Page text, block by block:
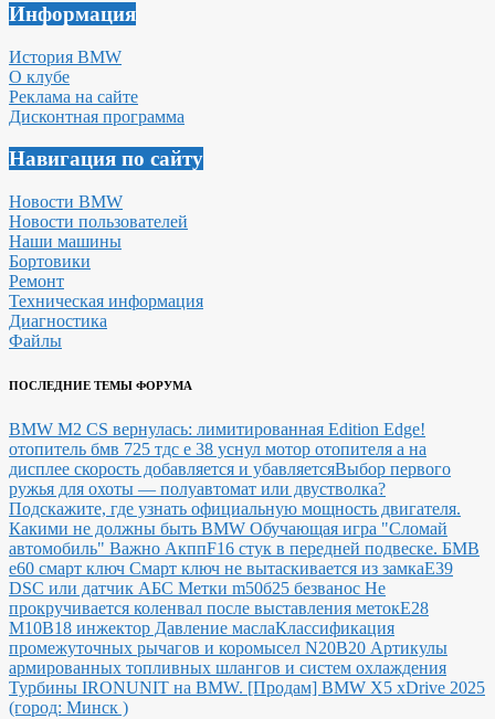
Информация
История BMW
О клубе
Реклама на сайте
Дисконтная программа
Навигация по сайту
Новости BMW
Новости пользователей
Наши машины
Бортовики
Ремонт
Техническая информация
Диагностика
Файлы
ПОСЛЕДНИЕ ТЕМЫ ФОРУМА
BMW M2 CS вернулась: лимитированная Edition Edge!
отопитель бмв 725 тдс е 38 уснул мотор отопителя а на
дисплее скорость добавляется и убавляетсяВыбор первого
ружья для охоты — полуавтомат или двустволка?
Подскажите, где узнать официальную мощность двигателя.
Какими не должны быть BMW Обучающая игра "Сломай
автомобиль" Важно АкппF16 стук в передней подвеске. БМВ
е60 смарт ключ Смарт ключ не вытаскивается из замкаE39
DSC или датчик АБС Метки m50б25 безванос Не
прокручивается коленвал после выставления метокЕ28
М10В18 инжектор Давление маслаКлассификация
промежуточных рычагов и коромысел N20B20 Артикулы
армированных топливных шлангов и систем охлаждения
Турбины IRONUNIT на BMW. [Продам] BMW X5 xDrive 2025
(город: Минск )